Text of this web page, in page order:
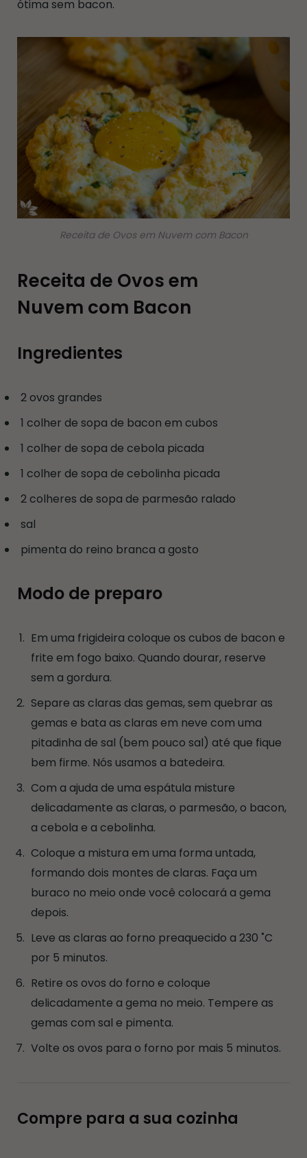
ótima sem bacon.
Receita de Ovos em Nuvem com Bacon
Receita de Ovos em
Nuvem com Bacon
Ingredientes
2 ovos grandes
1 colher de sopa de bacon em cubos
1 colher de sopa de cebola picada
1 colher de sopa de cebolinha picada
2 colheres de sopa de parmesão ralado
sal
pimenta do reino branca a gosto
Modo de preparo
Em uma frigideira coloque os cubos de bacon e
frite em fogo baixo. Quando dourar, reserve
sem a gordura.
Separe as claras das gemas, sem quebrar as
gemas e bata as claras em neve com uma
pitadinha de sal (bem pouco sal) até que fique
bem firme. Nós usamos a batedeira.
Com a ajuda de uma espátula misture
delicadamente as claras, o parmesão, o bacon,
a cebola e a cebolinha.
Coloque a mistura em uma forma untada,
formando dois montes de claras. Faça um
buraco no meio onde você colocará a gema
depois.
Leve as claras ao forno preaquecido a 230 ˚C
por 5 minutos.
Retire os ovos do forno e coloque
delicadamente a gema no meio. Tempere as
gemas com sal e pimenta.
Volte os ovos para o forno por mais 5 minutos.
Compre para a sua cozinha